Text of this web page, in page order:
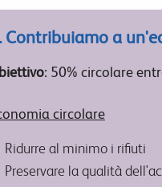
Contribuiamo a
: 50% circolare
circolare
Ridurre al minimo i rifiuti
Preservare la qualità